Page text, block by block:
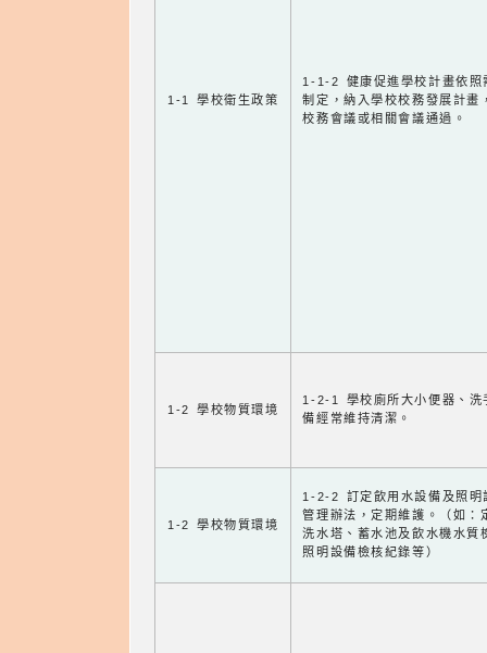
1-1 學校衛生政策
1-1-2 健康促進學校計畫依照
制定，納入學校校務發展計畫
校務會議或相關會議通過。
1-2 學校物質環境
1-2-1 學校廁所大小便器、洗
備經常維持清潔。
1-2 學校物質環境
1-2-2 訂定飲用水設備及照明
管理辦法，定期維護。（如：
洗水塔、蓄水池及飲水機水質
照明設備檢核紀錄等）